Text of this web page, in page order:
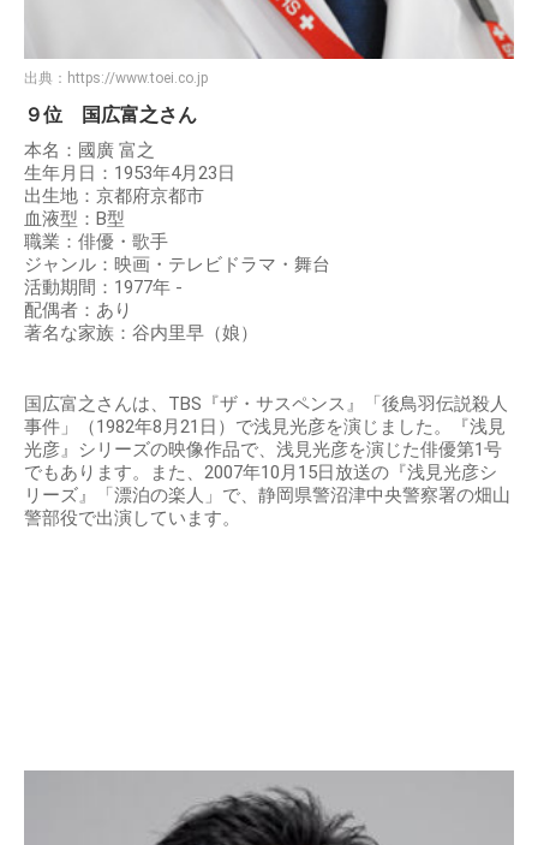
出典： https://www.toei.co.jp
９位 国広富之さん
本名：國廣 富之
生年月日：1953年4月23日
出生地：京都府京都市
血液型：B型
職業：俳優・歌手
ジャンル：映画・テレビドラマ・舞台
活動期間：1977年 -
配偶者：あり
著名な家族：谷内里早（娘）
国広富之さんは、TBS『ザ・サスペンス』「後鳥羽伝説殺人
事件」（1982年8月21日）で浅見光彦を演じました。『浅見
光彦』シリーズの映像作品で、浅見光彦を演じた俳優第1号
でもあります。また、2007年10月15日放送の『浅見光彦シ
リーズ』「漂泊の楽人」で、静岡県警沼津中央警察署の畑山
警部役で出演しています。